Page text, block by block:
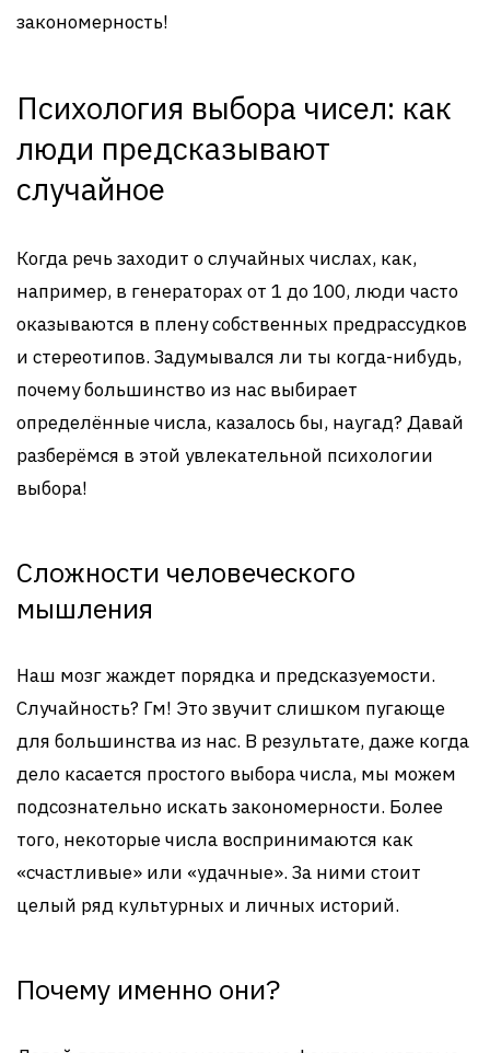
закономерность!
Психология выбора чисел: как
люди предсказывают
случайное
Когда речь заходит о случайных числах, как,
например, в генераторах от 1 до 100, люди часто
оказываются в плену собственных предрассудков
и стереотипов. Задумывался ли ты когда-нибудь,
почему большинство из нас выбирает
определённые числа, казалось бы, наугад? Давай
разберёмся в этой увлекательной психологии
выбора!
Сложности человеческого
мышления
Наш мозг жаждет порядка и предсказуемости.
Случайность? Гм! Это звучит слишком пугающе
для большинства из нас. В результате, даже когда
дело касается простого выбора числа, мы можем
подсознательно искать закономерности. Более
того, некоторые числа воспринимаются как
«счастливые» или «удачные». За ними стоит
целый ряд культурных и личных историй.
Почему именно они?